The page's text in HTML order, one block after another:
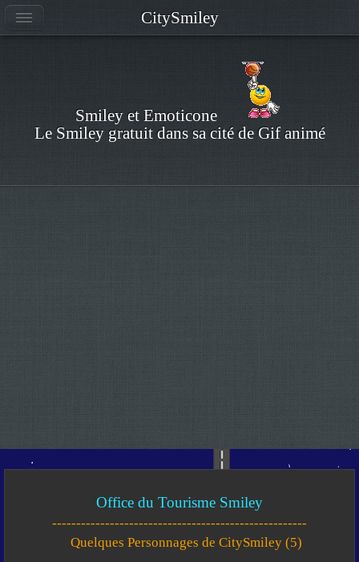
Smiley et Emoticone
Le Smiley gratuit dans sa cité de Gif animé
Office du Tourisme Smiley
-----------------------------------------------------
Quelques Personnages de CitySmiley (5)
CitySmiley